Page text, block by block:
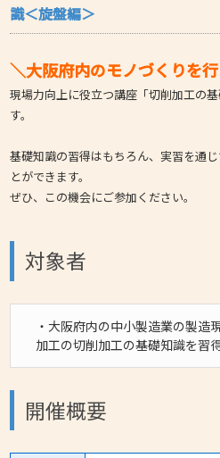
識＜旋盤編＞
＼大阪府内のモノづくりを
現場力向上に役立つ講座「切削加工の
す。
基礎知識の習得はもちろん、実習を通
とができます。
ぜひ、この機会にご参加ください。
対象者
・大阪府内の中小製造業の製造
加工の切削加工の基礎知識を習
開催概要